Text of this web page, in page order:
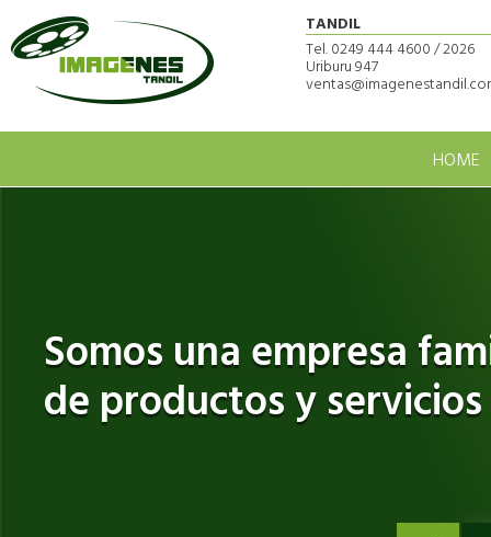
TANDIL
Tel. 0249 444 4600 / 2026
Uriburu 947
HOME
Somos una empresa
de productos y